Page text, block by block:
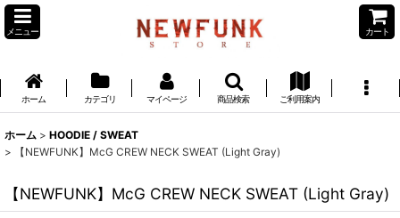
メニュー カート
ホーム カテゴリ マイページ 商品検索 ご利用案内
ホーム > HOODIE / SWEAT
>
【NEWFUNK】McG CREW NECK SWEAT (Light Gray)
【NEWFUNK】McG CREW NECK SWEAT (Light Gray)